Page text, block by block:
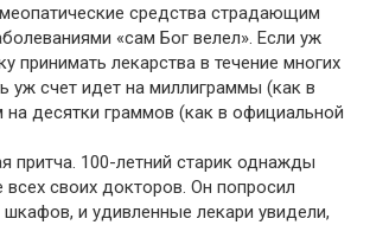
средства страдающим
«сам Бог велел». Если уж
принимать лекарства в течение многих
уж счет идет на миллиграммы (как в
на десятки граммов (как в официальной
притча. 100-летний старик однажды
всех своих докторов. Он попросил
и удивленные лекари увидели,